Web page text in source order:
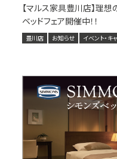
【マルス家具豊川店】理想
ベッドフェア開催中！！
豊川店 お知らせ イベント・キ